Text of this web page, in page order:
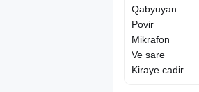
Qabyuyan
Povir
Mikrafon
Ve sare
Kiraye cadir